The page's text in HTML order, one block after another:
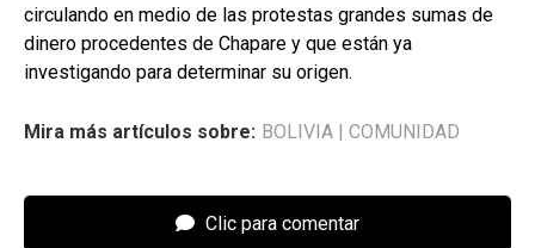
circulando en medio de las protestas grandes sumas de
dinero procedentes de Chapare y que están ya
investigando para determinar su origen.
Mira más artículos sobre: BOLIVIA COMUNIDAD
Clic para comentar